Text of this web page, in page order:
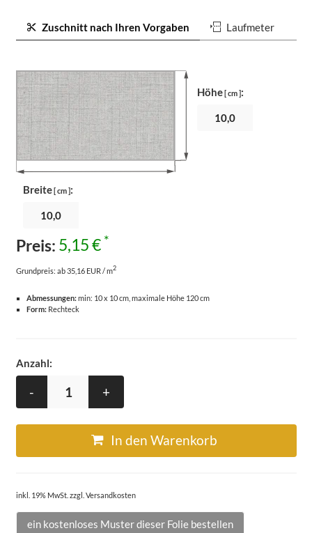
Zuschnitt nach Ihren Vorgaben Laufmeter
Breite[ cm ]:
Höhe[ cm ]:
Preis: 5,15 € *
Grundpreis: ab 35,16 EUR / m2
Abmessungen:min: 10 x 10 cm, maximale Höhe 120 cm
Form:Rechteck
Anzahl:
- +
In den Warenkorb
inkl. 19% MwSt. zzgl. Versandkosten
ein kostenloses Muster dieser Folie bestellen